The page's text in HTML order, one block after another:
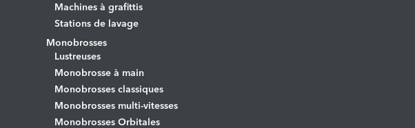
Machines à grafittis
Stations de lavage
Monobrosses
Lustreuses
Monobrosse à main
Monobrosses classiques
Monobrosses multi-vitesses
Monobrosses Orbitales